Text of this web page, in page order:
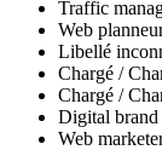
Traffic
Web
Libellé
Chargé /
Chargé /
Digital brand
Web